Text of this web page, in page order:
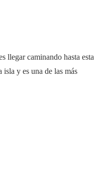
llegar caminando hasta esta
isla y es una de las más